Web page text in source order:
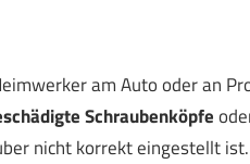
am Auto oder an
Schraubenköpfe
nicht korrekt eingestellt